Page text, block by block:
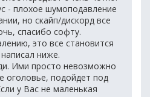
- плохое шумоподавление
но скайп/дискорд все
спасибо софту.
это все становится
ниже.
Ими просто невозможно
оголовье, подойдет под
у Вас не маленькая